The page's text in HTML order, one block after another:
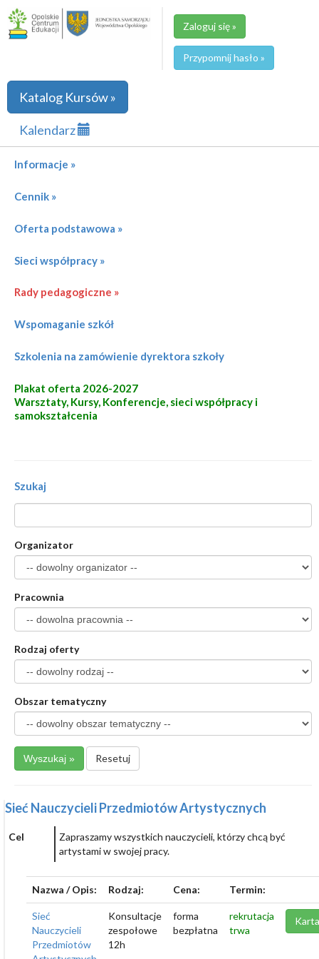
Zaloguj się »
Przypomnij hasło »
Katalog Kursów »
Kalendarz
Informacje »
Cennik »
Oferta podstawowa »
Sieci współpracy »
Rady pedagogiczne »
Wspomaganie szkół
Szkolenia na zamówienie dyrektora szkoły
Plakat oferta 2026-2027
Warsztaty, Kursy, Konferencje, sieci współpracy i
samokształcenia
Szukaj
Organizator
Pracownia
Rodzaj oferty
Obszar tematyczny
Resetuj
Sieć Nauczycieli Przedmiotów Artystycznych
Cel
Zapraszamy wszystkich nauczycieli, którzy chcą być
artystami w swojej pracy.
Nazwa / Opis: Rodzaj: Cena: Termin:
Sieć
Nauczycieli
Przedmiotów
Konsultacje
zespołowe
12h
forma
bezpłatna
rekrutacja
trwa